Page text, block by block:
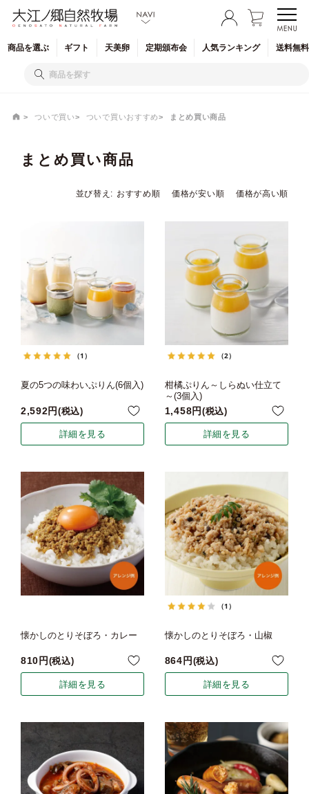
商品を選ぶ ギフト 天美卵 定期頒布会 人気ランキング 送料無
ついで買い ついで買いおすすめ まとめ買い商品
まとめ買い商品
並び替え おすすめ順 価格が安い順 価格が高い順
（1）
夏の5つの味わいぷりん(6個入)
2,592 税込
詳細を見る
（2）
柑橘ぷりん～しらぬい仕立て
～(3個入)
1,458 税込
詳細を見る
懐かしのとりそぼろ・カレー
810 税込
詳細を見る
（1）
懐かしのとりそぼろ・山椒
864 税込
詳細を見る